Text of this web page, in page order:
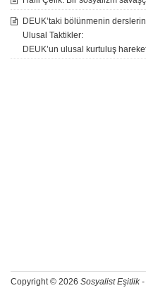
DEUK’taki bölünmenin
Ulusal Taktikler:
DEUK’un ulusal kurtuluş
Copyright © 2026 Sosyalist Eşitlik-